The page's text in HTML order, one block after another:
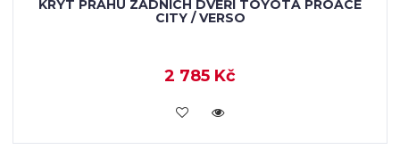
KRYT PRAHU ZADNÍCH DVEŘÍ TOYOTA PROACE
CITY / VERSO
2 785 Kč
KOUPIT